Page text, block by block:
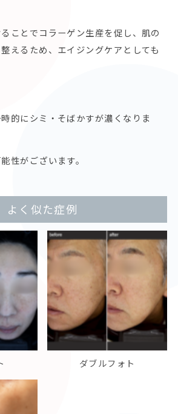
ことでコラーゲン生産を促し、肌の
えるため、エイジングケアとしても
的にシミ・そばかすが濃くなりま
性がございます。
よく似た症例
ダブルフォト